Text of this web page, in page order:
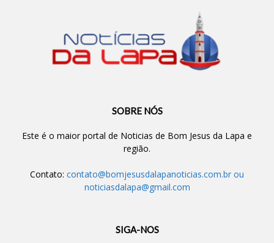
SOBRE NÓS
Este é o maior portal de Noticias de Bom Jesus da Lapa e
região.
Contato: contato@bomjesusdalapanoticias.com.br ou
noticiasdalapa@gmail.com
SIGA-NOS